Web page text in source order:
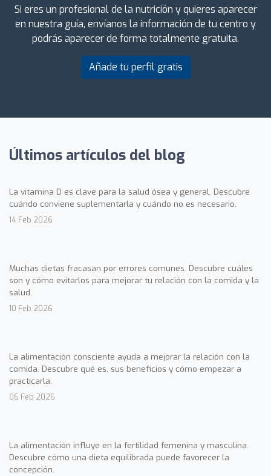
Si eres un profesional de la nutrición y quieres aparecer
en nuestra guía, envíanos la información de tu centro y
podrás aparecer de forma totalmente gratuita.
Añade tu perfil gratis
Últimos artículos del blog
La vitamina D es clave para la salud ósea y general. Descubre
cuándo conviene suplementarla y cuándo no es necesario.
14 Feb 2026
Muchas dietas fracasan por errores comunes. Descubre cuáles
son y cómo evitarlos para mejorar tu relación con la comida y la
salud.
10 Feb 2026
La alimentación consciente ayuda a mejorar la relación con la
comida. Descubre qué es, sus beneficios y cómo empezar a
practicarla.
06 Feb 2026
La alimentación influye en la fertilidad femenina y masculina.
Descubre cómo una dieta equilibrada puede favorecer la
concepción.